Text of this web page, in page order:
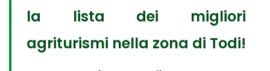
la lista dei migliori
agriturismi nella zona di Todi!